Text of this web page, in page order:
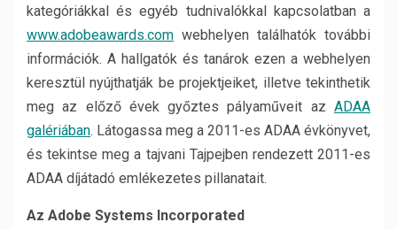
kategóriákkal és egyéb tudnivalókkal kapcsolatban a
www.adobeawards.com webhelyen találhatók további
információk. A hallgatók és tanárok ezen a webhelyen
keresztül nyújthatják be projektjeiket, illetve tekinthetik
meg az előző évek győztes pályaműveit az ADAA
galériában. Látogassa meg a 2011-es ADAA évkönyvet,
és tekintse meg a tajvani Tajpejben rendezett 2011-es
ADAA díjátadó emlékezetes pillanatait.
Az Adobe Systems Incorporated